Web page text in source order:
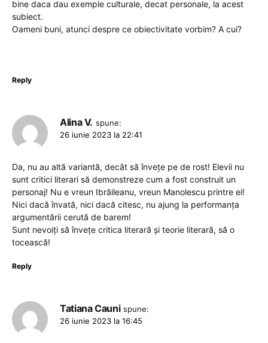
bine daca dau exemple culturale, decat personale, la acest
subiect.
Oameni buni, atunci despre ce obiectivitate vorbim? A cui?
Reply
Alina V. spune:
26 iunie 2023 la 22:41
Da, nu au altă variantă, decât să învețe pe de rost! Elevii nu
sunt critici literari să demonstreze cum a fost construit un
personaj! Nu e vreun Ibrăileanu, vreun Manolescu printre ei!
Nici dacă învată, nici dacă citesc, nu ajung la performanța
argumentării cerută de barem!
Sunt nevoiți să învețe critica literară și teorie literară, să o
tocească!
Reply
Tatiana Cauni spune:
26 iunie 2023 la 16:45